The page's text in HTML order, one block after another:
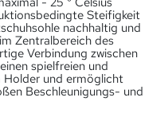
Steifigkeit
nachhaltig und
Zentralbereich des
Verbindung zwischen
spielfreien und
Holder und ermöglicht
Beschleunigungs- und